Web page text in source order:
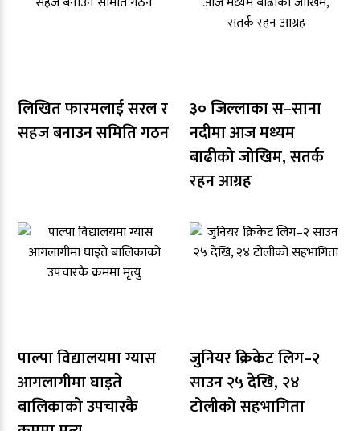
लिखित फारमलाई सरल र
सहज बनाउन समिति गठन
३० जिल्लाका स–साना
नदीमा आज मध्यम
बाढीको जोखिम, सतर्क
रहन आग्रह
पाल्पा विद्यालयमा ग्यास
आगलागीमा घाइते
बालिकाको उपचारकै
जुनियर क्रिकेट लिग–२
साउन २५ देखि, २४
टोलीको सहभागिता